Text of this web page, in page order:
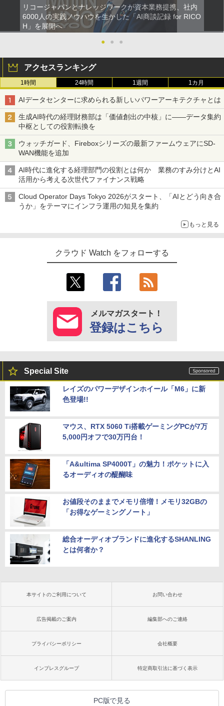
リコージャパンとナレッジワークが資本業務提携、社内
6000人の実践ノウハウを生かした「AI商談記録 for RICO
H」を展開へ
●
● ●
アクセスランキング
1時間 24時間 1週間 1カ月
AIデータセンターに求められる新しいパワーアーキテクチャとは
生成AI時代の経理財務部は「価値創出の中核」に――データ集約
中枢としての役割転換を
ウォッチガード、Fireboxシリーズの最新ファームウェアにSD-
WAN機能を追加
AI時代に進化する経理部門の役割とは何か 業務のすみ分けとAI
活用から考える次世代ファイナンス戦略
Cloud Operator Days Tokyo 2026がスタート、「AIとどう向き合
うか」をテーマにインフラ運用の知見を集約
もっと見る
クラウド Watch をフォローする
メルマガスタート！
登録はこちら
Special Site
レイズのパワーデザインホイール「M6」に新
色登場!!
マウス、RTX 5060 Ti搭載ゲーミングPCが7万
5,000円オフで30万円台！
「A&ultima SP4000T」の魅力！ポケットに入
るオーディオの醍醐味
お値段そのままでメモリ倍増！メモリ32GBの
「お得なゲーミングノート」
総合オーディオブランドに進化するSHANLING
とは何者か？
本サイトのご利用について お問い合わせ
広告掲載のご案内 編集部へのご連絡
プライバシーポリシー 会社概要
インプレスグループ 特定商取引法に基づく表示
PC版で見る